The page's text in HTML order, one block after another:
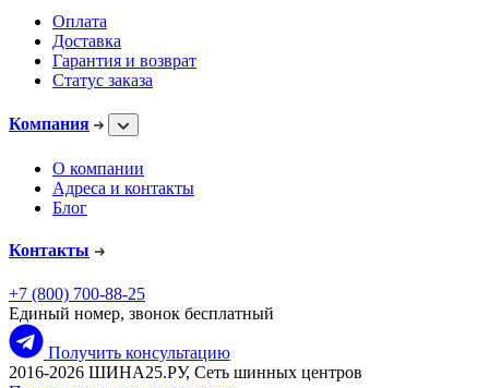
Оплата
Доставка
Гарантия и возврат
Статус заказа
Компания
О компании
Адреса и контакты
Блог
Контакты
+7 (800) 700-88-25
Единый номер, звонок бесплатный
Получить консультацию
2016-2026 ШИНА25.РУ, Сеть шинных центров